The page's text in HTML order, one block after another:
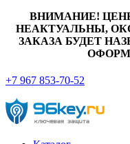
ВНИМАНИЕ!
НЕАКТУАЛЬНЫ,
ЗАКАЗА БУДЕТ
+7 967 853-70-52